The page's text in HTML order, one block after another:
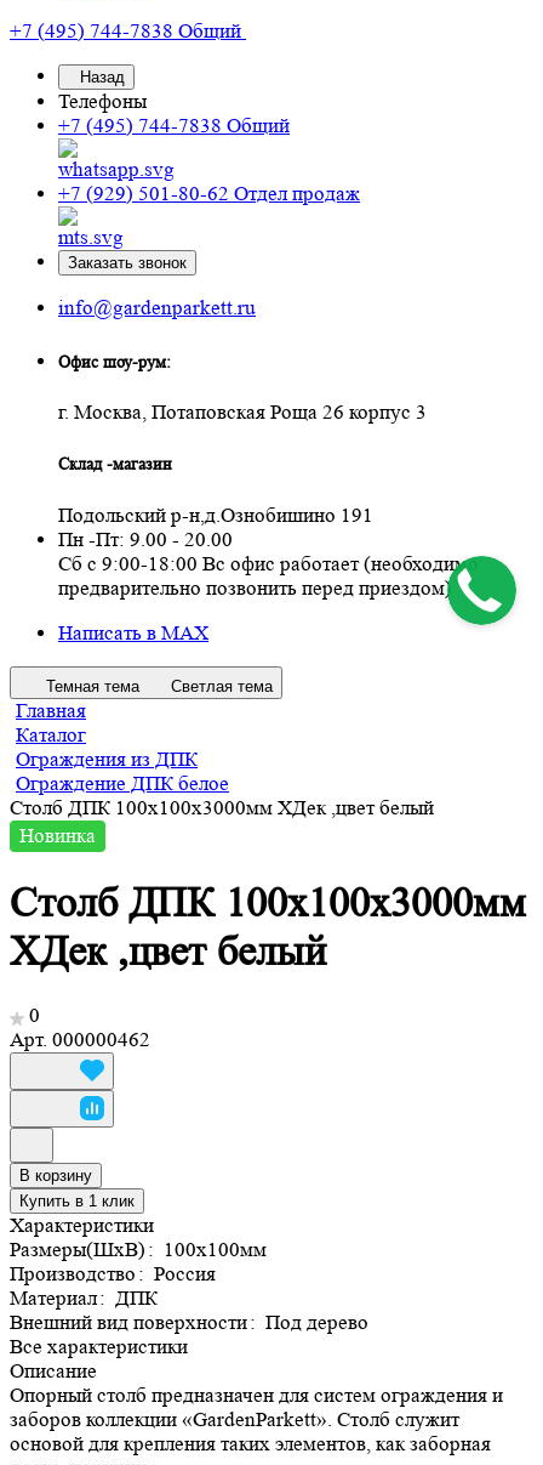
+7 (495) 744-7838 Общий
Назад
Телефоны
+7 (495) 744-7838 Общий
+7 (929) 501-80-62 Отдел продаж
Заказать звонок
info@gardenparkett.ru
Офис шоу-рум:
г. Москва, Потаповская Роща 26 корпус 3
Склад -магазин
Подольский р-н,д.Ознобишино 191
Пн -Пт: 9.00 - 20.00
Сб с 9:00-18:00 Вс офис работает (необходимо
предварительно позвонить перед приездом)
Написать в MAX
Темная тема Светлая тема
Главная
Каталог
Ограждения из ДПК
Ограждение ДПК белое
Столб ДПК 100х100х3000мм ХДек ,цвет белый
Новинка
Столб ДПК 100х100х3000мм
ХДек ,цвет белый
0
Арт. 000000462
В корзину
Купить в 1 клик
Характеристики
Размеры(ШхВ): 100х100мм
Производство: Россия
Материал: ДПК
Внешний вид поверхности: Под дерево
Все характеристики
Описание
Опорный столб предназначен для систем ограждения и
заборов коллекции «GardenParkett». Столб служит
основой для крепления таких элементов, как заборная